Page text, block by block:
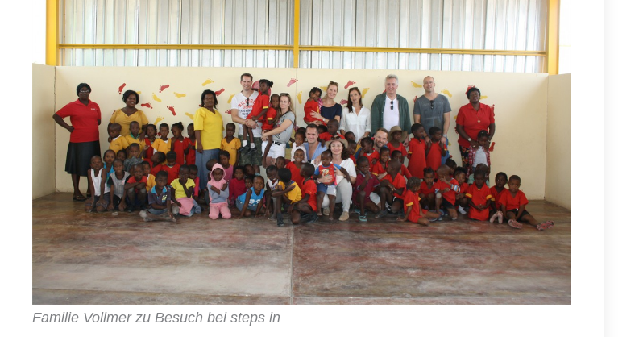
Familie Vollmer zu Besuch bei steps in